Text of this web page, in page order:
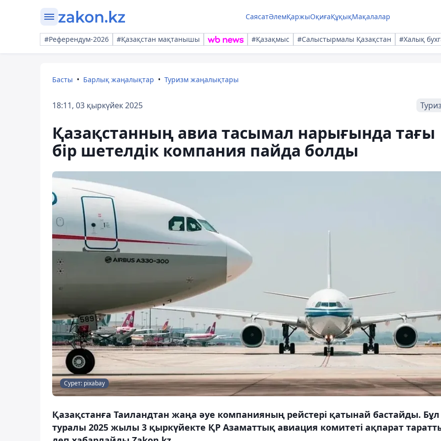
СаясатӘлемҚаржыОқиғаҚұқықМақалалар
#Референдум-2026 #Қазақстан мақтанышы #Қазақмыс #Салыстырмалы Қазақстан #Халық
Басты Барлық жаңалықтар Туризм жаңалықтары
18:11, 03 қыркүйек 2025
Қазақстанның авиа тасымал нарығында тағы
бір шетелдік компания пайда болды
Сурет: pixabay
Қазақстанға Таиландтан жаңа әуе компанияның рейстері қатынай бастайды. Бұл
туралы 2025 жылы 3 қыркүйекте ҚР Азаматтық авиация комитеті ақпарат